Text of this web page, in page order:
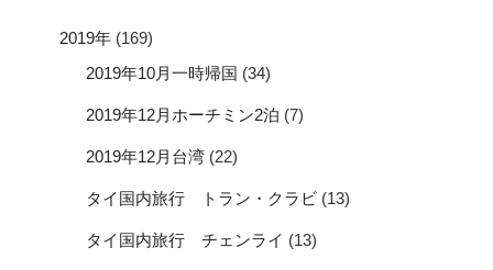
2019年 (169)
2019年10月一時帰国 (34)
2019年12月ホーチミン2泊 (7)
2019年12月台湾 (22)
タイ国内旅行 トラン・クラビ (13)
タイ国内旅行 チェンライ (13)